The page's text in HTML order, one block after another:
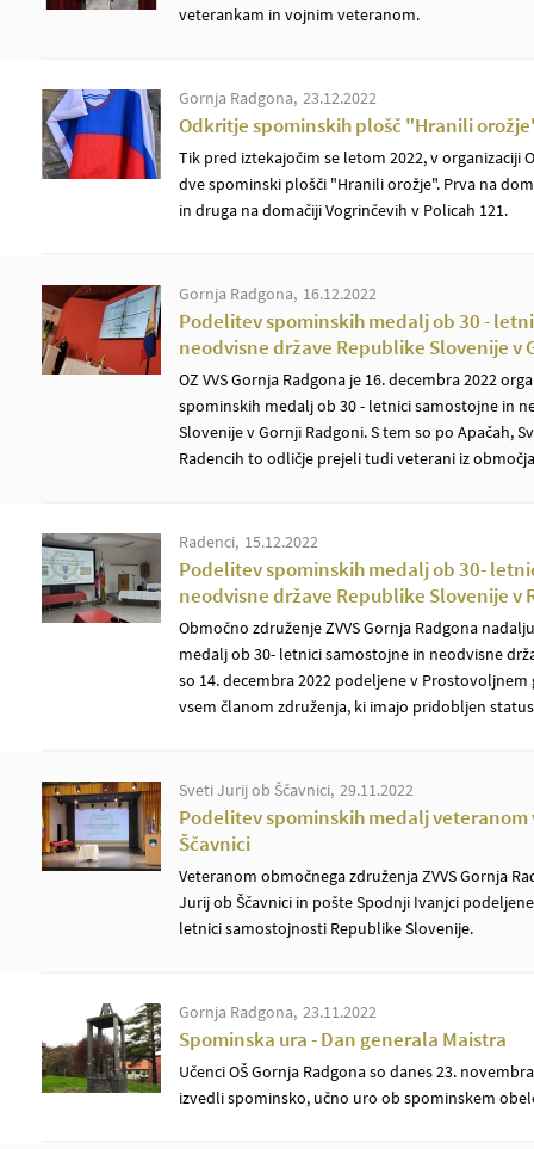
veterankam in vojnim veteranom.
Gornja Radgona 23.12.2022
Odkritje spominskih plošč "Hranili
Tik pred iztekajočim se letom 2022, v organizaciji
dve spominski plošči "Hranili orožje". Prva na
in druga na domačiji Vogrinčevih v Policah 121.
Gornja Radgona 16.12.2022
Podelitev spominskih medalj ob 30 -
neodvisne države Republike Slovenije v
OZ VVS Gornja Radgona je 16. decembra 2022
spominskih medalj ob 30 - letnici samostojne in
Slovenije v Gornji Radgoni. S tem so po Apačah,
Radencih to odličje prejeli tudi veterani iz
Radenci 15.12.2022
Podelitev spominskih medalj ob 30-
neodvisne države Republike Slovenije v
Območno združenje ZVVS Gornja Radgona
medalj ob 30- letnici samostojne in neodvisne
so 14. decembra 2022 podeljene v
vsem članom združenja, ki imajo pridobljen
Sveti Jurij ob Ščavnici 29.11.2022
Podelitev spominskih medalj veteranom
Ščavnici
Veteranom območnega združenja ZVVS Gornja
Jurij ob Ščavnici in pošte Spodnji Ivanjci
letnici samostojnosti Republike Slovenije.
Gornja Radgona 23.11.2022
Spominska ura - Dan generala Maistra
Učenci OŠ Gornja Radgona so danes 23.
izvedli spominsko, učno uro ob spominskem